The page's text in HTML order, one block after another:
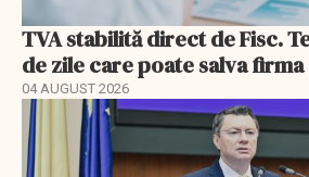
TVA stabilită direct de Fisc.
de zile care poate salva firma
04 AUGUST 2026